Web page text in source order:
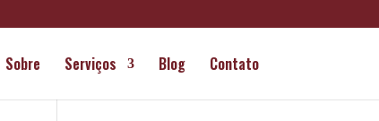
Sobre Serviços Blog Contato